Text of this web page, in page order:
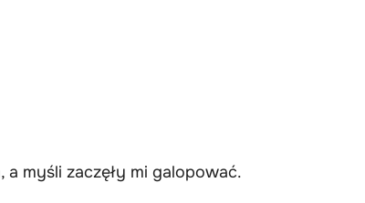
a myśli zaczęły mi galopować.